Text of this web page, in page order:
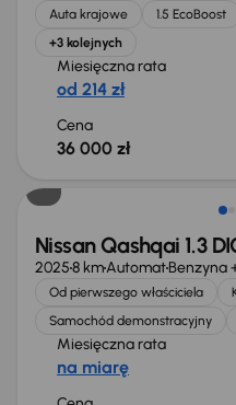
Auta krajowe 1.5 EcoBoost
+3 kolejnych
Miesięczna rata
od 214 zł
Cena
36 000 zł
Od nowego taniej o 36 775
Nissan Qashqai 1.3
20258 kmAutomatBenzyna
Od pierwszego właściciela
Samochód demonstracyjny
Miesięczna rata
na miarę